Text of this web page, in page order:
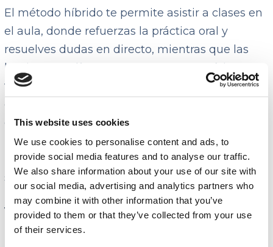
This website uses cookies
We use cookies to personalise content and ads, to
provide social media features and to analyse our traffic.
We also share information about your use of our site with
our social media, advertising and analytics partners who
may combine it with other information that you’ve
provided to them or that they’ve collected from your use
of their services.
El método híbrido te permite asistir a clases en
el aula, donde refuerzas la práctica oral y
resuelves dudas en directo, mientras que las
lecciones en línea se centran en gramática,
vocabulario y comprensión auditiva. Esta
combinación asegura una experiencia
completa, pensada tanto para quienes buscan
progresar en su carrera profesional como para
los que desean viajar con mayor seguridad en
su comunicación.
Ventajas de un curso de